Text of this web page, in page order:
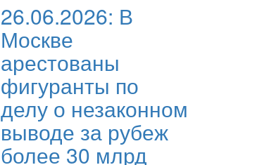
26.06.2026: В
Москве
арестованы
фигуранты по
делу о незаконном
выводе за рубеж
более 30 млрд